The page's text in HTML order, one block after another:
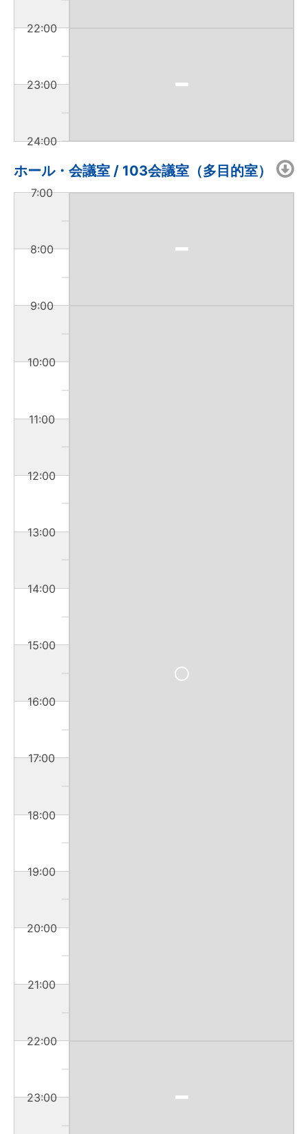
22:00
23:00
24:00
ホール・会議室 / 103会議室（多目的室）
7:00
8:00
9:00
10:00
11:00
12:00
13:00
14:00
15:00
16:00
17:00
18:00
19:00
20:00
21:00
22:00
23:00